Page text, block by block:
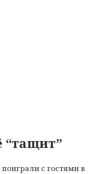
“тащит”
с гостями в